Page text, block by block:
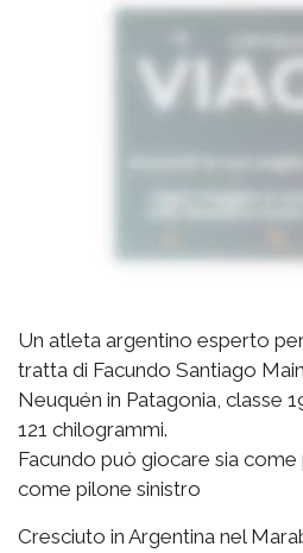
Un atleta argentino esperto
tratta di Facundo Santiago
Neuquén in Patagonia, classe
121 chilogrammi.
Facundo può giocare sia
come pilone sinistro
Cresciuto in Argentina nel